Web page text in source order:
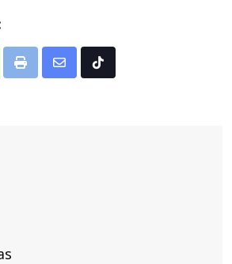
Print
Share Tiktok